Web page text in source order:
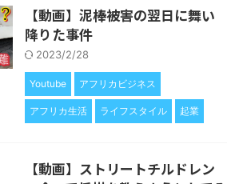
【動画】泥棒被害の翌日に舞い
降りた事件
2023/2/28
Youtube アフリカビジネス
アフリカ生活 ライフスタイル 起業
【動画】ストリートチルドレン